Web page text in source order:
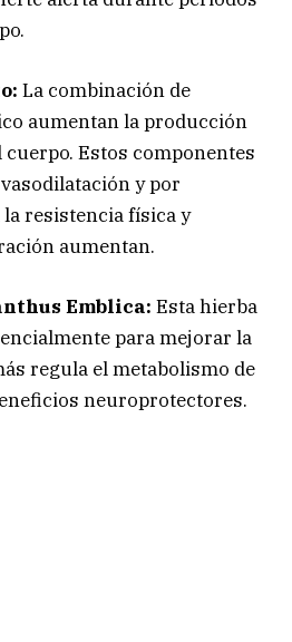
La combinación de
aumentan la producción
Estos componentes
y por
resistencia física y
aumentan.
Emblica: Esta hierba
para mejorar la
regula el metabolismo de
neuroprotectores.